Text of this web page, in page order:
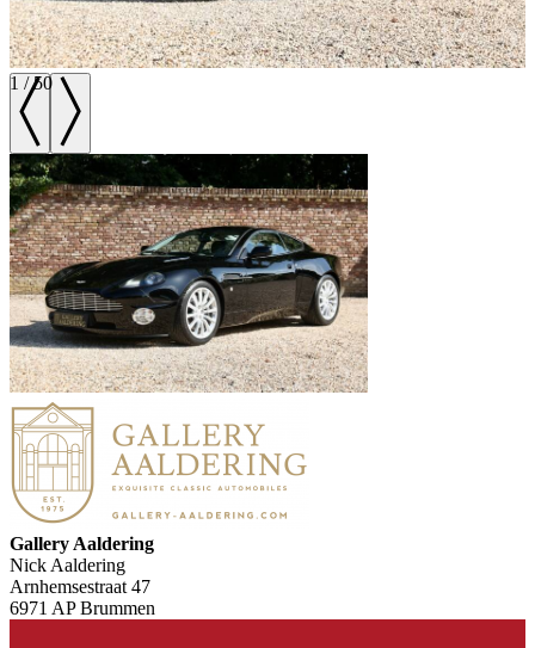
1 /50
Gallery Aaldering
Nick Aaldering
Arnhemsestraat 47
6971 AP Brummen